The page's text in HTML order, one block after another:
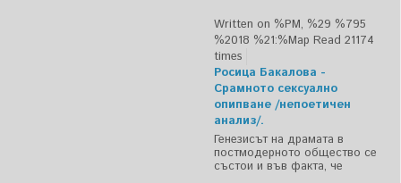
Written on %PM, %29 %795
%2018 %21:%Мар Read 21174
times
Росица Бакалова -
Срамното сексуално
опипване /непоетичен
анализ/.
Генезисът на драмата в
постмодерното общество се
състои и във факта, че